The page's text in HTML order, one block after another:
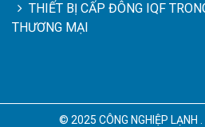
THIẾT BỊ CẤP ĐÔNG IQF
THƯƠNG MẠI
© 2025 CÔNG NGHIỆP